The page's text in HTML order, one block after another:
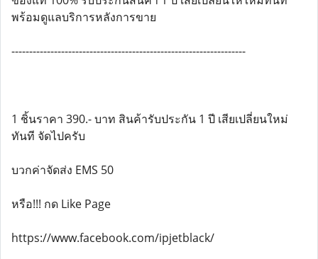
พร้อมดูแลบริการหลังการขาย
------------------------------------------------------------------
1 ชิ้นราคา 390.- บาท สินค้ารับประกัน 1 ปี เสียเปลี่ยนใหม่
ทันที จัดไปครับ
บวกค่าจัดส่ง EMS 50
หรือ!!! กด Like Page
https://www.facebook.com/ipjetblack/